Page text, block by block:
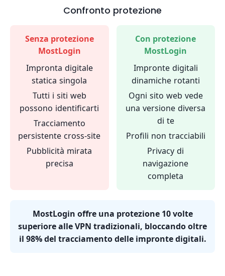
Confronto protezione
Senza protezione
MostLogin
Impronta digitale
statica singola
Tutti i siti web
possono identificarti
Tracciamento
persistente cross-site
Pubblicità mirata
precisa
Con protezione
MostLogin
Impronte digitali
dinamiche rotanti
Ogni sito web vede
una versione diversa
di te
Profili non tracciabili
Privacy di
navigazione
completa
MostLogin offre una protezione 10 volte
superiore alle VPN tradizionali, bloccando oltre
il 98% del tracciamento delle impronte digitali.